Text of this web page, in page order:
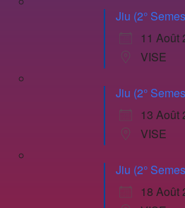
Jiu (2°
11 Août
VISE
Jiu (2°
13 Août
VISE
Jiu (2°
18 Août